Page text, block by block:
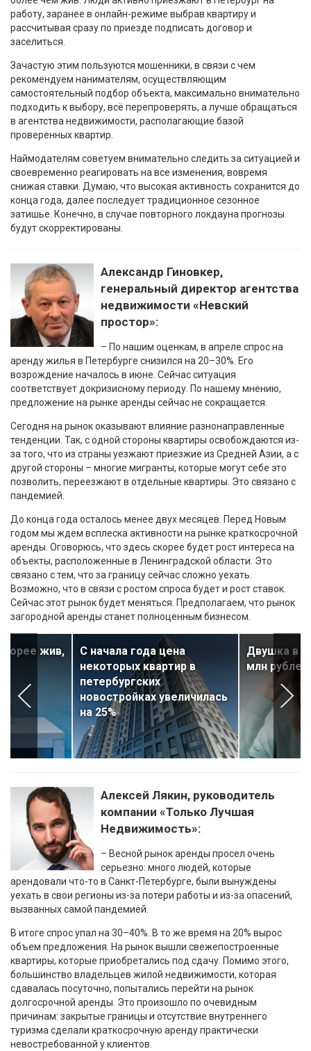
работу, заранее в онлайн-режиме выбрав квартиру и
рассчитывая сразу по приезде подписать договор и
заселиться.
Зачастую этим пользуются мошенники, в связи с чем
рекомендуем нанимателям, осуществляющим
самостоятельный подбор объекта, максимально внимательно
подходить к выбору, всё перепроверять, а лучше обращаться
в агентства недвижимости, располагающие базой
проверенных квартир.
Наймодателям советуем внимательно следить за ситуацией и
своевременно реагировать на все изменения, вовремя
снижая ставки. Думаю, что высокая активность сохранится до
конца года, далее последует традиционное сезонное
затишье. Конечно, в случае повторного локдауна прогнозы
будут скорректированы.
Александр Гиновкер,
генеральный директор агентства
недвижимости «Невский
простор»:
– По нашим оценкам, в апреле спрос на
аренду жилья в Петербурге снизился на 20–30%. Его
возрождение началось в июне. Сейчас ситуация
соответствует докризисному периоду. По нашему мнению,
предложение на рынке аренды сейчас не сокращается.
Сегодня на рынок оказывают влияние разнонаправленные
тенденции. Так, с одной стороны квартиры освобождаются из-
за того, что из страны уезжают приезжие из Средней Азии, а с
другой стороны – многие мигранты, которые могут себе это
позволить, переезжают в отдельные квартиры. Это связано с
пандемией.
До конца года осталось менее двух месяцев. Перед Новым
годом мы ждем всплеска активности на рынке краткосрочной
аренды. Оговорюсь, что здесь скорее будет рост интереса на
объекты, расположенные в Ленинградской области. Это
связано с тем, что за границу сейчас сложно уехать.
Возможно, что в связи с ростом спроса будет и рост ставок.
Сейчас этот рынок будет меняться. Предполагаем, что рынок
загородной аренды станет полноценным бизнесом.
жив,
С начала года цена
некоторых квартир в
петербургских
новостройках увеличилась
на 25%
Двушка в
млн
Алексей Лякин, руководитель
компании «Только Лучшая
Недвижимость»:
– Весной рынок аренды просел очень
серьезно: много людей, которые
арендовали что-то в Санкт-Петербурге, были вынуждены
уехать в свои регионы из-за потери работы и из-за опасений,
вызванных самой пандемией.
В итоге спрос упал на 30–40%. В то же время на 20% вырос
объем предложения. На рынок вышли свежепостроенные
квартиры, которые приобретались под сдачу. Помимо этого,
большинство владельцев жилой недвижимости, которая
сдавалась посуточно, попытались перейти на рынок
долгосрочной аренды. Это произошло по очевидным
причинам: закрытые границы и отсутствие внутреннего
туризма сделали краткосрочную аренду практически
невостребованной у клиентов.